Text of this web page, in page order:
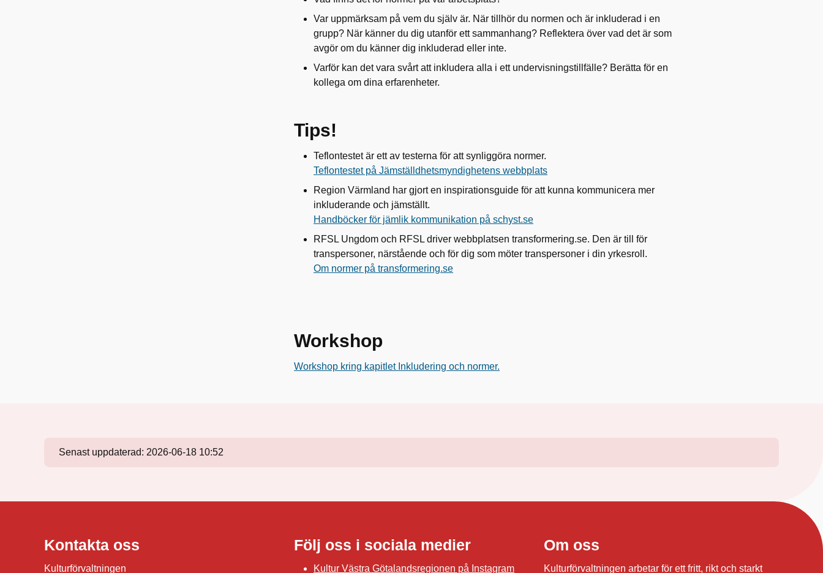
Var uppmärksam på vem du själv är. När tillhör du normen och är inkluderad i en
grupp? När känner du dig utanför ett sammanhang? Reflektera över vad det är som
avgör om du känner dig inkluderad eller inte.
Varför kan det vara svårt att inkludera alla i ett undervisningstillfälle? Berätta för en
kollega om dina erfarenheter.
Tips!
Teflontestet är ett av testerna för att synliggöra normer.
Teflontestet på Jämställdhetsmyndighetens webbplats
Region Värmland har gjort en inspirationsguide för att kunna kommunicera mer
inkluderande och jämställt.
Handböcker för jämlik kommunikation på schyst.se
RFSL Ungdom och RFSL driver webbplatsen transformering.se. Den är till för
transpersoner, närstående och för dig som möter transpersoner i din yrkesroll.
Om normer på transformering.se
Workshop
Workshop kring kapitlet Inkludering och normer.
Senast uppdaterad: 2026-06-18 10:52
Kontakta oss
Kulturförvaltningen
Följ oss i sociala medier
Kultur Västra Götalandsregionen på Instagram
Om oss
Kulturförvaltningen arbetar för ett fritt, rikt och starkt